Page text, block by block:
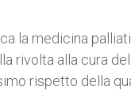
la medicina
rivolta alla cura
rispetto della